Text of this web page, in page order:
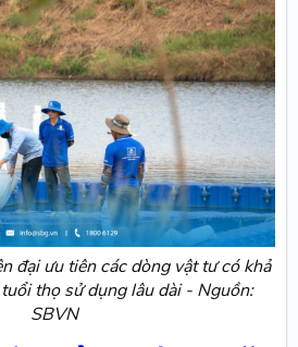
đại ưu tiên các dòng vật tư có khả
thọ sử dụng lâu dài - Nguồn:
SBVN